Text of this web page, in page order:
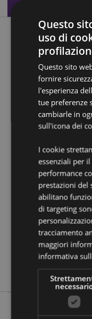
Specifiche del
Descrizione del
Materiali:Resina
Informazioni Aggiuntive:
Vuoi
utilizzando il sito
Dettagli del
Informazioni
Aggiuntive
Altezza
0.392000
No
No
No
Questo
uso di
Questo sito
fornire
l'esperienza
tue preferenze
cambiarle in
sull'icona dei
I cookie
essenziali per
performance
prestazioni del
abilitano
di targeting
tracciamento
maggiori
informativa